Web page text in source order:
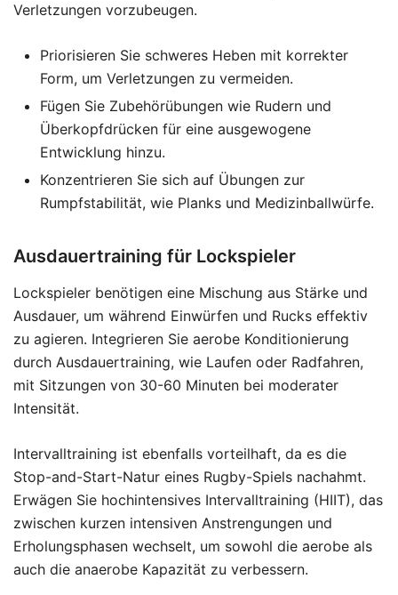
Verletzungen vorzubeugen.
Priorisieren Sie schweres Heben mit korrekter
Form, um Verletzungen zu vermeiden.
Fügen Sie Zubehörübungen wie Rudern und
Überkopfdrücken für eine ausgewogene
Entwicklung hinzu.
Konzentrieren Sie sich auf Übungen zur
Rumpfstabilität, wie Planks und Medizinballwürfe.
Ausdauertraining für Lockspieler
Lockspieler benötigen eine Mischung aus Stärke und
Ausdauer, um während Einwürfen und Rucks effektiv
zu agieren. Integrieren Sie aerobe Konditionierung
durch Ausdauertraining, wie Laufen oder Radfahren,
mit Sitzungen von 30-60 Minuten bei moderater
Intensität.
Intervalltraining ist ebenfalls vorteilhaft, da es die
Stop-and-Start-Natur eines Rugby-Spiels nachahmt.
Erwägen Sie hochintensives Intervalltraining (HIIT), das
zwischen kurzen intensiven Anstrengungen und
Erholungsphasen wechselt, um sowohl die aerobe als
auch die anaerobe Kapazität zu verbessern.